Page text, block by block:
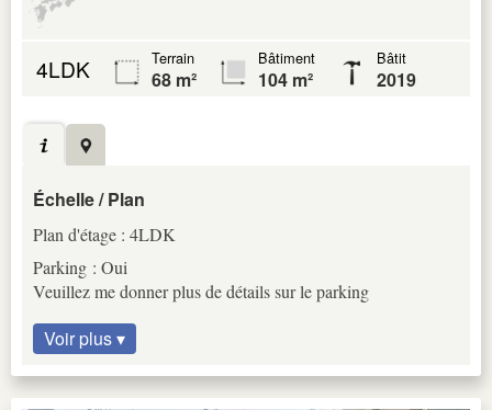
4LDK Terrain
68 m²
Bâtiment
104 m²
Bâtit
2019
Échelle / Plan
Plan d'étage : 4LDK
Parking : Oui
Veuillez me donner plus de détails sur le parking
Voir plus ▾